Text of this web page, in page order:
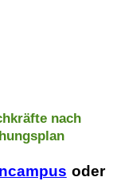
nach
oder